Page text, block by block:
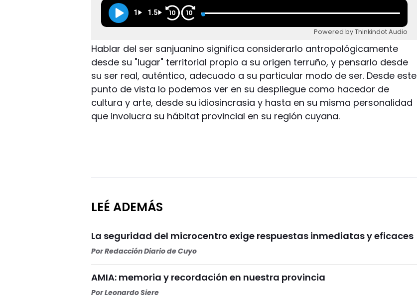
1 1.5 10 10
Powered by Thinkindot Audio
Hablar del ser sanjuanino significa considerarlo antropológicamente
desde su "lugar" territorial propio a su origen terruño, y pensarlo desde
su ser real, auténtico, adecuado a su particular modo de ser. Desde este
punto de vista lo podemos ver en su despliegue como hacedor de
cultura y arte, desde su idiosincrasia y hasta en su misma personalidad
que involucra su hábitat provincial en su región cuyana.
LEÉ ADEMÁS
La seguridad del microcentro exige respuestas inmediatas y eficaces
PorRedacción Diario de Cuyo
AMIA: memoria y recordación en nuestra provincia
PorLeonardo Siere